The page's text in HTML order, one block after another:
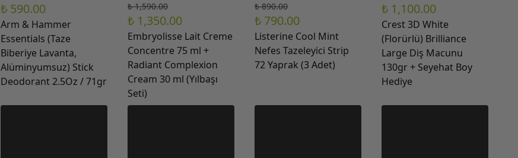
₺ 590.00
Arm & Hammer
Essentials (Taze
Biberiye Lavanta,
Alüminyumsuz) Stick
Deodorant 2.5Oz / 71gr
₺ 1,590.00
₺ 1,350.00
Embryolisse Lait Creme
Concentre 75 ml +
Radiant Complexion
Cream 30 ml (Yılbaşı
Seti)
₺ 890.00
₺ 790.00
Listerine Cool Mint
Nefes Tazeleyici Strip
72 Yaprak (3 Adet)
₺ 1,100.00
Crest 3D White
(Florürlü) Brilliance
Large Diş Macunu
130gr + Seyehat Boy
Hediye